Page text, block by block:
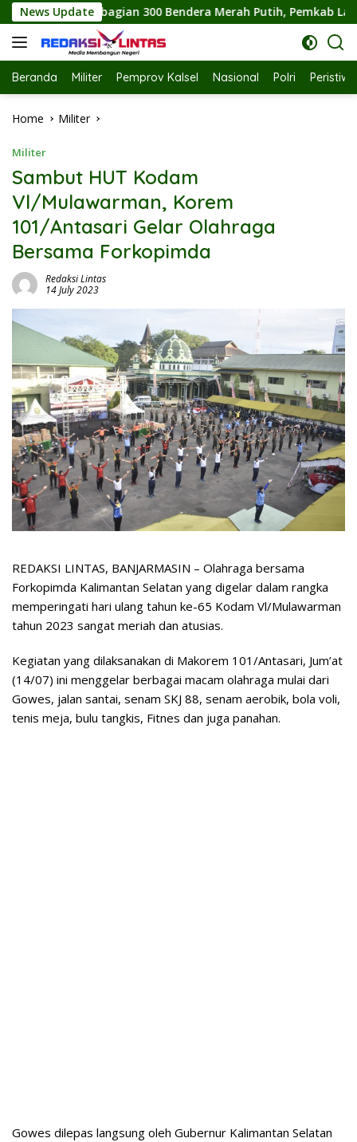
Skip
to
content
News Update
Merah Putih, Pemkab Labuhanbatu Semarakkan HUT RI
Beranda Militer Pemprov Kalsel Nasional Polri
Home Militer
Militer
Sambut HUT Kodam
Vl/Mulawarman, Korem
101/Antasari Gelar Olahraga
Bersama Forkopimda
Redaksi Lintas
14 July 2023
REDAKSI LINTAS, BANJARMASIN – Olahraga bersama
Forkopimda Kalimantan Selatan yang digelar dalam rangka
memperingati hari ulang tahun ke-65 Kodam Vl/Mulawarman
tahun 2023 sangat meriah dan atusias.
Kegiatan yang dilaksanakan di Makorem 101/Antasari, Jum’at
(14/07) ini menggelar berbagai macam olahraga mulai dari
Gowes, jalan santai, senam SKJ 88, senam aerobik, bola voli,
tenis meja, bulu tangkis, Fitnes dan juga panahan.
Gowes dilepas langsung oleh Gubernur Kalimantan Selatan